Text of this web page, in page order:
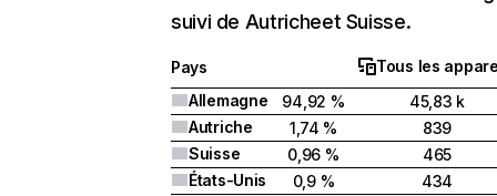
suivi de Autricheet Suisse.
Pays
Tous les
Allemagne
94,92 %
45,83 k
Autriche
1,74 %
839
Suisse
0,96 %
465
États-Unis
0,9 %
434